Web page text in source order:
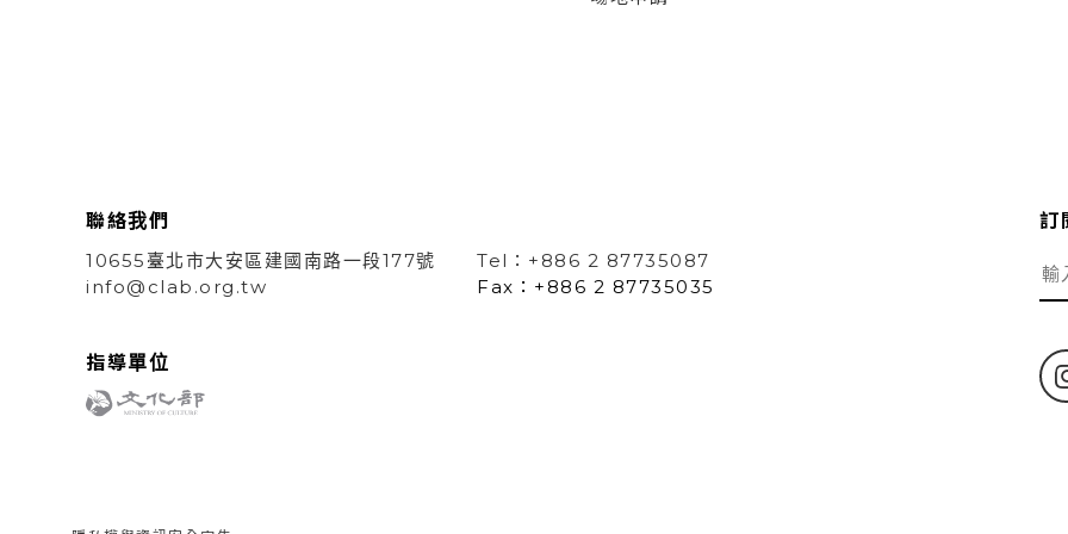
聯絡我們
10655臺北市大安區建國南路一段177號
Tel：+886 2 87735087
info@clab.org.tw
Fax：+886 2 87735035
訂
指導單位